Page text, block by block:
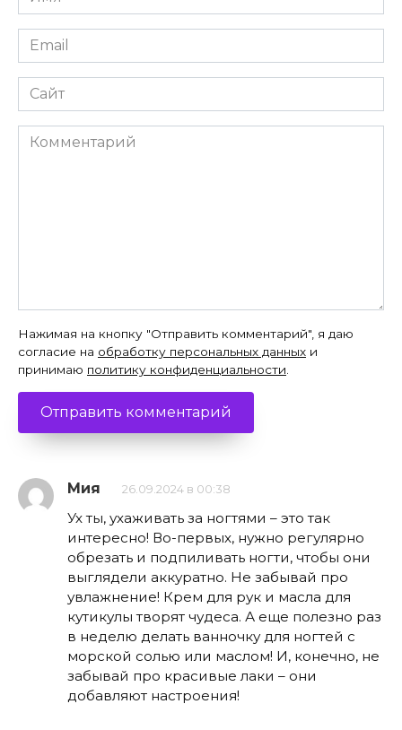
*
Email
*
Сайт
Комментарий
Нажимая на кнопку "Отправить комментарий", я даю
согласие на обработку персональных данных и
принимаю политику конфиденциальности.
Мия 26.09.2024 в 00:38
Ух ты, ухаживать за ногтями – это так
интересно! Во-первых, нужно регулярно
обрезать и подпиливать ногти, чтобы они
выглядели аккуратно. Не забывай про
увлажнение! Крем для рук и масла для
кутикулы творят чудеса. А еще полезно раз
в неделю делать ванночку для ногтей с
морской солью или маслом! И, конечно, не
забывай про красивые лаки – они
добавляют настроения!